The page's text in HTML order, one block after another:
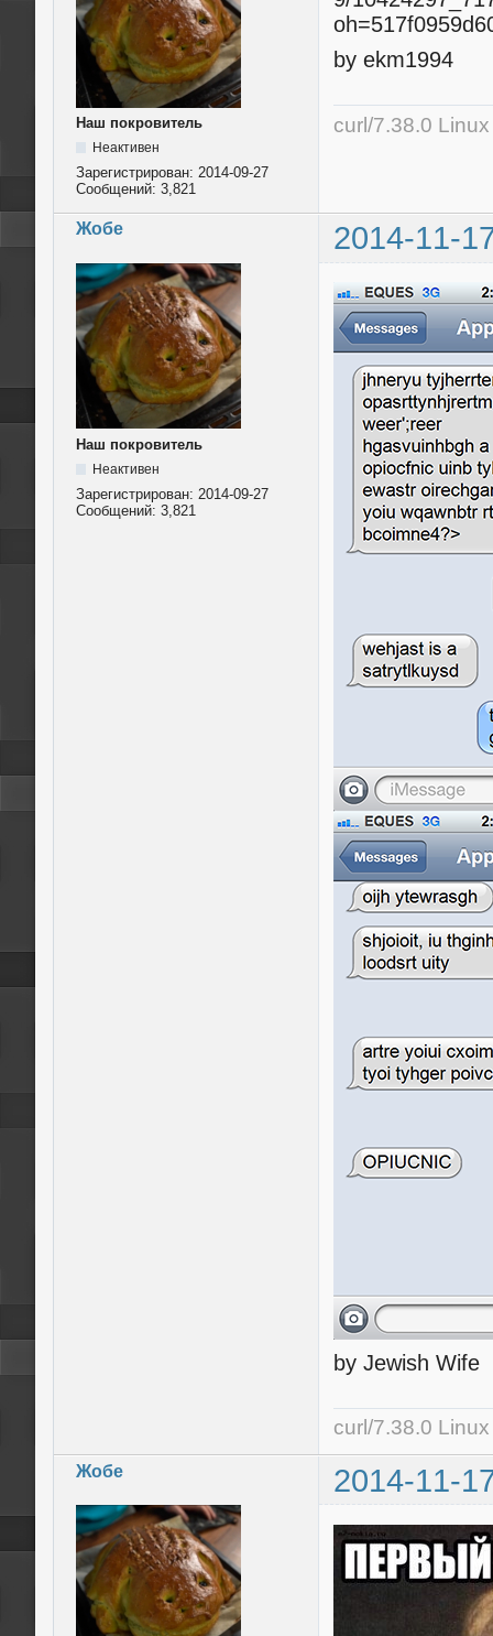
Наш покровитель
Неактивен
Зарегистрирован: 2014-09-27
Сообщений: 3,821
by ekm1994
curl/7.38.0
Жобе 2014-11-
Наш покровитель
Неактивен
Зарегистрирован: 2014-09-27
Сообщений: 3,821
by Jewish Wife
curl/7.38.0
Жобе 2014-11-